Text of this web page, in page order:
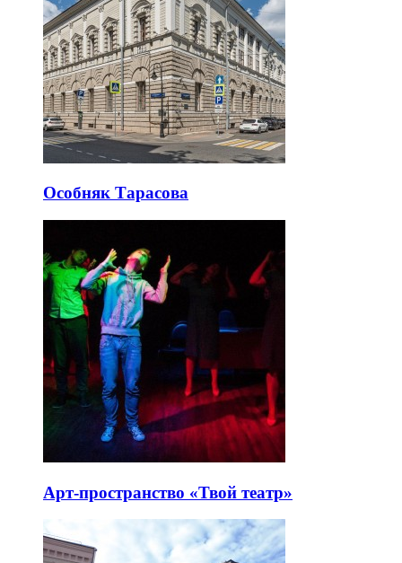
Особняк Тарасова
Арт-пространство «Твой театр»